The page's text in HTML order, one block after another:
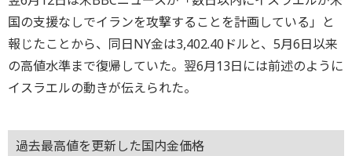
国の支援なしでイランを攻撃することを計画している」と
報じたことから、同日NY金は3,402.40ドルと、5月6日以来
の高値水準まで復帰していた。翌6月13日には前述のように
イスラエルの動きが伝えられた。
過去最高値を更新した国内金価格